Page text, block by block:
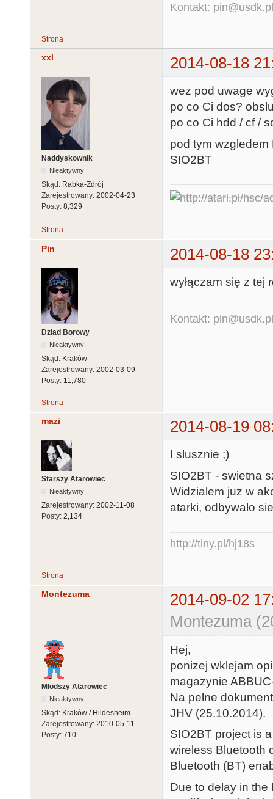
Kontakt: pin@usdk.pl
Strona
xxl 2014-08-18
Naddyskownik
Nieaktywny
Skąd: Rabka-Zdrój
Zarejestrowany: 2002-04-23
Posty: 8,329
wez pod uwage
po co Ci dos?
po co Ci hdd / cf /
pod tym
SIO2BT
Strona
Pin 2014-08-18
Dziad Borowy
Nieaktywny
Skąd: Kraków
Zarejestrowany: 2002-03-09
Posty: 11,780
wyłączam się z tej
Kontakt: pin@usdk.pl
Strona
mazi 2014-08-19
Starszy Atarowiec
Nieaktywny
Zarejestrowany: 2002-11-08
Posty: 2,134
I slusznie ;)
SIO2BT - swietna
Widzialem juz w
atarki, odbywalo
http://tiny.pl/hj18s
Strona
Montezuma
2014-09-02
Montezuma
Młodszy Atarowiec
Nieaktywny
Skąd: Kraków / Hildesheim
Zarejestrowany: 2010-05-11
Posty: 710
Hej,
ponizej wklejam
magazynie
Na pelne
JHV (25.10.2014).
SIO2BT project is
wireless Bluetooth
Bluetooth (BT)
Due to delay in